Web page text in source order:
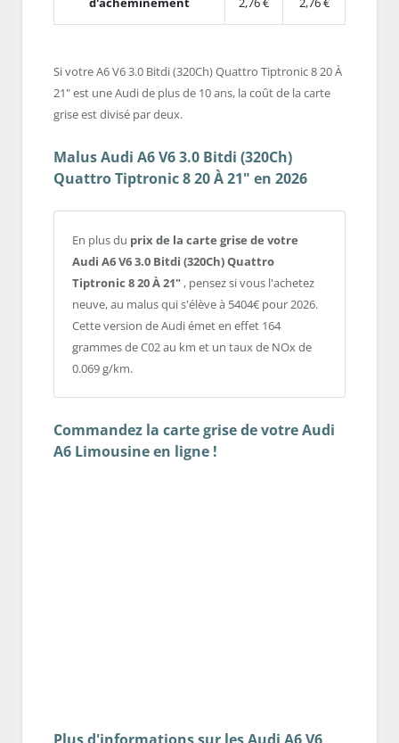
Si votre A6 V6 3.0 Bitdi (320Ch) Quattro Tiptronic 8 20 À
21" est une Audi de plus de 10 ans, la coût de la carte
grise est divisé par deux.
Malus Audi A6 V6 3.0 Bitdi (320Ch)
Quattro Tiptronic 8 20 À 21" en 2026
En plus du prix de la carte grise de votre
Audi A6 V6 3.0 Bitdi (320Ch) Quattro
Tiptronic 8 20 À 21" , pensez si vous l'achetez
neuve, au malus qui s'élève à 5404€ pour 2026.
Cette version de Audi émet en effet 164
grammes de C02 au km et un taux de NOx de
0.069 g/km.
Commandez la carte grise de votre Audi
A6 Limousine en ligne !